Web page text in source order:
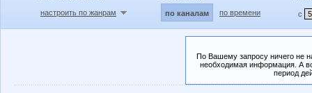
настроить по жанрам
по каналам по времени с
По Вашему запросу ничего не
необходимая информация. А
период